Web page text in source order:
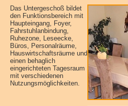
Das Untergeschoß bildet
den Funktionsbereich mit
Haupteingang, Foyer,
Fahrstuhlanbindung,
Ruhezone, Leseecke,
Büros, Personalräume,
Hauswirtschaftsräume und
einen behaglich
eingerichteten Tagesraum
mit verschiedenen
Nutzungsmöglichkeiten.